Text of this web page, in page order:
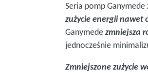
Seria pomp
zużycie energii nawet
Ganymedezmniejsza
jednocześnie
Zmniejszone zużycie